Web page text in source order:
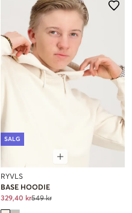
SALG
RYVLS
BASE HOODIE
329,40 kr549 kr